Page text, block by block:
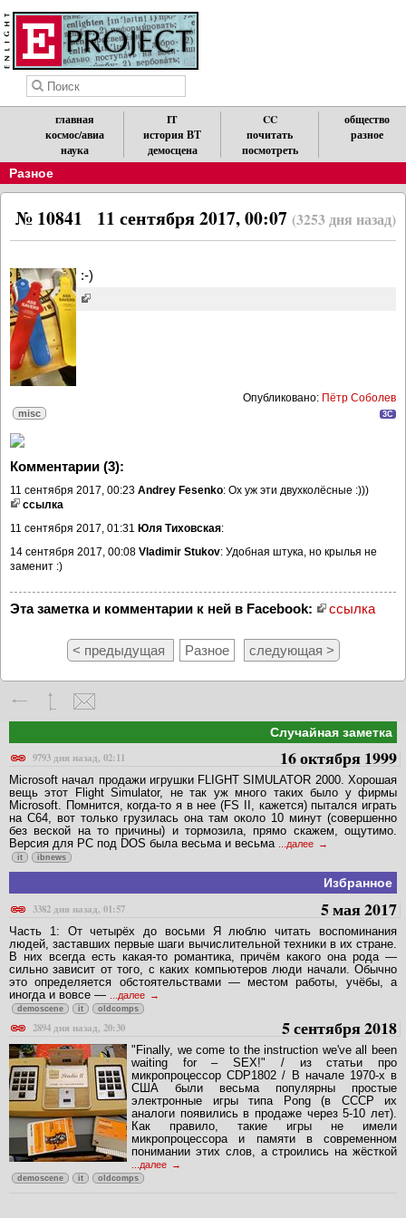
главная
космос/авиа
наука
IT
история ВТ
демосцена
CC
почитать
посмотреть
общество
разное
Разное
11 сентября 2017, 00:07 (3253 дня назад)
№ 10841
:-)
Опубликовано: Пётр Соболев
misc 3C
Комментарии (3):
11 сентября 2017, 00:23 Andrey Fesenko: Ох уж эти двухколёсные :)))
ссылка
11 сентября 2017, 01:31 Юля Тиховская:
14 сентября 2017, 00:08 Vladimir Stukov: Удобная штука, но крылья не
заменит :)
Эта заметка и комментарии к ней в Facebook: ссылка
< предыдущая Разное следующая >
Случайная заметка
9793 дня назад, 02:11
16 октября 1999
Microsoft начал продажи игрушки FLIGHT SIMULATOR 2000. Хорошая
вещь этот Flight Simulator, не так уж много таких было у фирмы
Microsoft. Помнится, когда-то я в нее (FS II, кажется) пытался играть
на C64, вот только грузилась она там около 10 минут (совершенно
без веской на то причины) и тормозила, прямо скажем, ощутимо.
Версия для PC под DOS была весьма и весьма
...далее
it ibnews
Избранное
3382 дня назад, 01:57
5 мая 2017
Часть 1: От четырёх до восьми Я люблю читать воспоминания
людей, заставших первые шаги вычислительной техники в их стране.
В них всегда есть какая-то романтика, причём какого она рода —
сильно зависит от того, с каких компьютеров люди начали. Обычно
это определяется обстоятельствами — местом работы, учёбы, а
иногда и вовсе —
...далее
demoscene it oldcomps
2894 дня назад, 20:30 5 сентября 2018
"Finally, we come to the instruction we've all been
waiting for – SEX!" / из статьи про
микропроцессор CDP1802 / В начале 1970-х в
США были весьма популярны простые
электронные игры типа Pong (в СССР их
аналоги появились в продаже через 5-10 лет).
Как правило, такие игры не имели
микропроцессора и памяти в современном
понимании этих слов, а строились на жёсткой
...далее
demoscene it oldcomps